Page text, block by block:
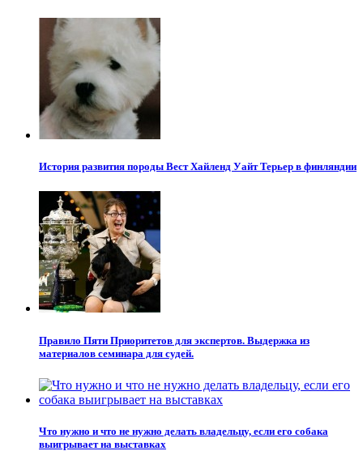
История развития породы Вест Хайленд Уайт Терьер в финляндии
Правило Пяти Приоритетов для экспертов. Выдержка из
материалов семинара для судей.
Что нужно и что не нужно делать владельцу, если его собака
выигрывает на выставках